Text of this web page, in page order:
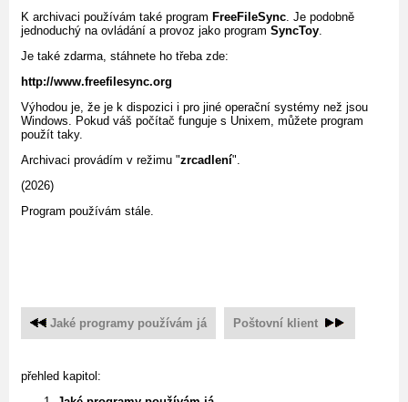
K archivaci používám také program FreeFileSync. Je podobně
jednoduchý na ovládání a provoz jako program SyncToy.
Je také zdarma, stáhnete ho třeba zde:
http://www.freefilesync.org
Výhodou je, že je k dispozici i pro jiné operační systémy než jsou
Windows. Pokud váš počítač funguje s Unixem, můžete program
použít taky.
Archivaci provádím v režimu "zrcadlení".
(2026)
Program používám stále.
Jaké programy používám já Poštovní klient
přehled kapitol: